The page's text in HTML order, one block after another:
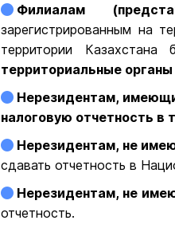
Филиалам
зарегистрированным на
территории
территориальные
Нерезидентам,
налоговую отчетность в
Нерезидентам, не
сдавать отчетность в
Нерезидентам, не
отчетность.